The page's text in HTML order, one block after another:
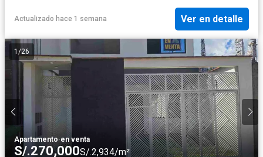
Actualizado hace 1 semana Ver en detalle
1 /26
Apartamento·en venta
S/.270,000S/.2,934/m²